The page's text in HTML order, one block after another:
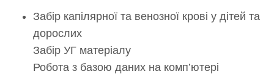
Забір капілярної та венозної крові у дітей та
дорослих
Забір УГ матеріалу
Робота з базою даних на комп’ютері